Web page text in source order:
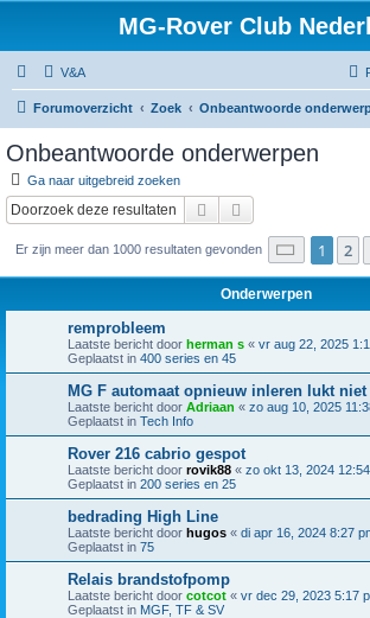
MG-Rover Club
V&A
Forumoverzicht Zoek Onbeantwoorde
Onbeantwoorde onderwerpen
Ga naar uitgebreid zoeken
Zoek
Er zijn meer dan 1000 resultaten gevonden Pagina
1 2
Onderwerpen
remprobleem
Laatste bericht door herman s « vr aug 22, 2025
Geplaatst in 400 series en 45
MG F automaat opnieuw inleren lukt niet
Laatste bericht door Adriaan « zo aug 10, 2025
Geplaatst in Tech Info
Rover 216 cabrio gespot
Laatste bericht door rovik88 « zo okt 13, 2024
Geplaatst in 200 series en 25
bedrading High Line
Laatste bericht door hugos « di apr 16, 2024 8:27
Geplaatst in 75
Relais brandstofpomp
Laatste bericht door cotcot « vr dec 29, 2023 5:17
Geplaatst in MGF, TF & SV